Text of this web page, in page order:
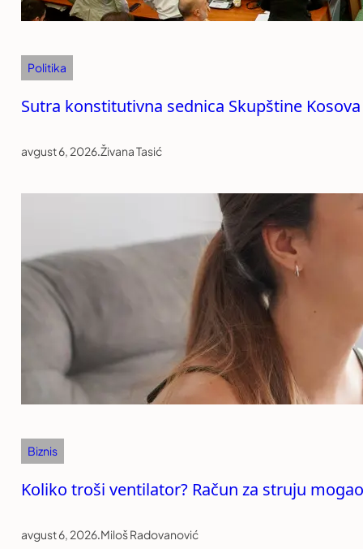
Politika
Sutra konstitutivna sednica Skupštine Kosova
avgust 6, 2026.Živana Tasić
Biznis
Koliko troši ventilator? Račun za struju
avgust 6, 2026.Miloš Radovanović